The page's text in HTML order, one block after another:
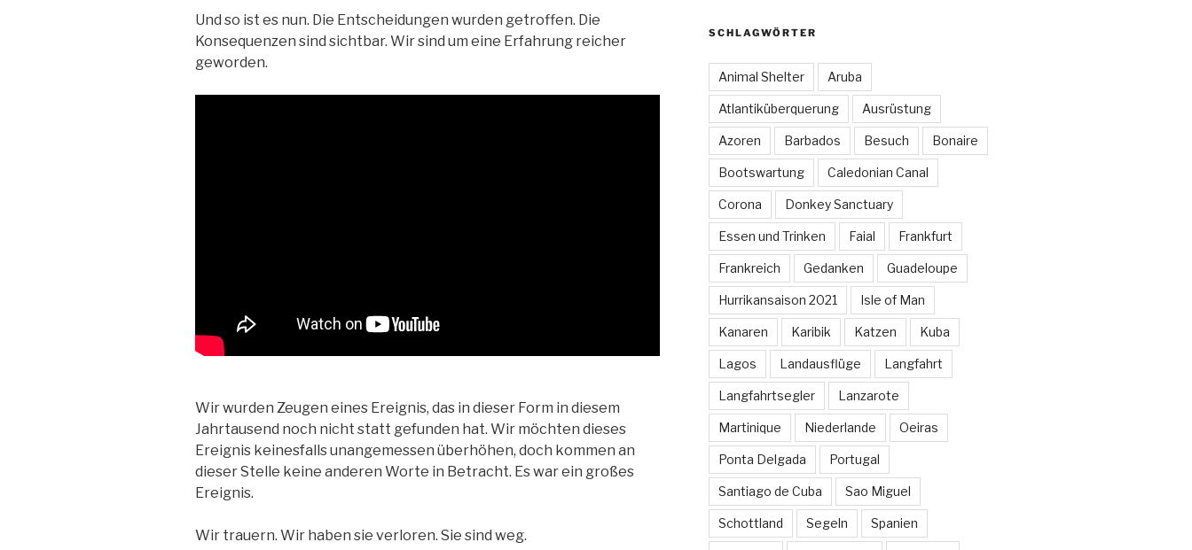
Und so ist es nun. Die Entscheidungen wurden getroffen. Die
Konsequenzen sind sichtbar. Wir sind um eine Erfahrung reicher
geworden.
Wir wurden Zeugen eines Ereignis, das in dieser Form in diesem
Jahrtausend noch nicht statt gefunden hat. Wir möchten dieses
Ereignis keinesfalls unangemessen überhöhen, doch kommen an
dieser Stelle keine anderen Worte in Betracht. Es war ein großes
Ereignis.
Wir trauern. Wir haben sie verloren. Sie sind weg.
SCHLAGWÖRTER
Animal Shelter Aruba
Atlantiküberquerung Ausrüstung
Azoren Barbados Besuch Bonaire
Bootswartung Caledonian Canal
Corona Donkey Sanctuary
Essen und Trinken Faial Frankfurt
Frankreich Gedanken Guadeloupe
Hurrikansaison 2021 Isle of Man
Kanaren Karibik Katzen Kuba
Lagos Landausflüge Langfahrt
Langfahrtsegler Lanzarote
Martinique Niederlande Oeiras
Ponta Delgada Portugal
Santiago de Cuba Sao Miguel
Schottland Segeln Spanien